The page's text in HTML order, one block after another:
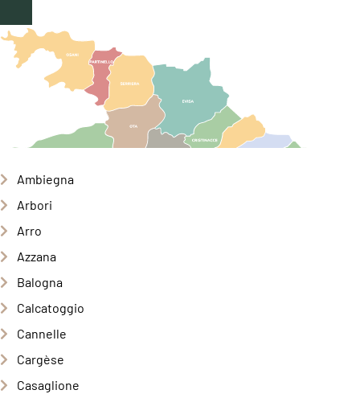
Ambiegna
Arbori
Arro
Azzana
Balogna
Calcatoggio
Cannelle
Cargèse
Casaglione